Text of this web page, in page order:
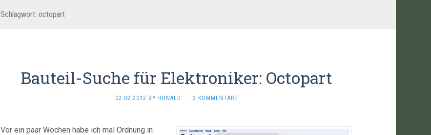
Schlagwort: octopart
Bauteil-Suche für Elektroniker: Octopart
02.02.2012 BY RONALD · 3 KOMMENTARE
Vor ein paar Wochen habe ich mal Ordnung in